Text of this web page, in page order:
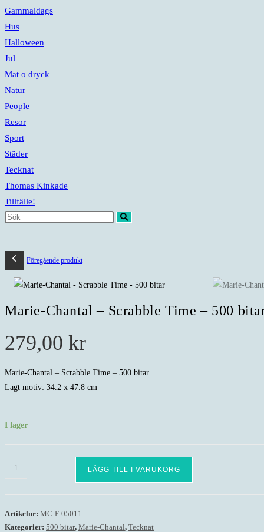
Gammaldags
Hus
Halloween
Jul
Mat o dryck
Natur
People
Resor
Sport
Städer
Tecknat
Thomas Kinkade
Tillfälle!
Sök
webbplatsFöregående produkt
Marie-Chantal – Scrabble Time – 500
279,00 kr
Marie-Chantal – Scrabble Time – 500 bitar
Lagt motiv: 34.2 x 47.8 cm
I lager
Marie-
Time
LÄGG TILL I VARUKORG
Artikelnr: MC-F-05011
Kategorier: 500 bitar, Marie-Chantal, Tecknat